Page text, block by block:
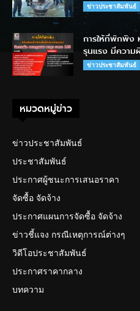
ข่าวประชาสัมพันธ์
การให้ที่พักพิง
รุนแรง มีความ
ข่าวประชาสัมพันธ์
หมวดหมู่ข่าว
ข่าวประชาสัมพันธ์
ประชาสัมพันธ์
ประกาศผู้ชนะการเสนอราคา
จัดซื้อ จัดจ้าง
ประกาศแผนการจัดซื้อ จัดจ้าง
ข่าวชี้แจง กรณีเหตุการณ์ต่างๆ
วิดีโอประชาสัมพันธ์
ประกาศราคากลาง
บทความ